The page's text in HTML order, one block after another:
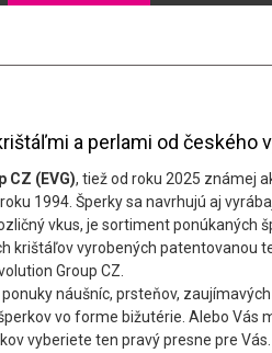
a perlami od českého
CZ (EVG), tiež od roku 2025 známej
1994. Šperky sa navrhujú aj
vkus, je sortiment ponúkaných
krištáľov vyrobených patentovanou
Group CZ.
náušníc, prsteňov,
vo forme bižutérie. Alebo Vás
vyberiete ten pravý presne pre Vás.